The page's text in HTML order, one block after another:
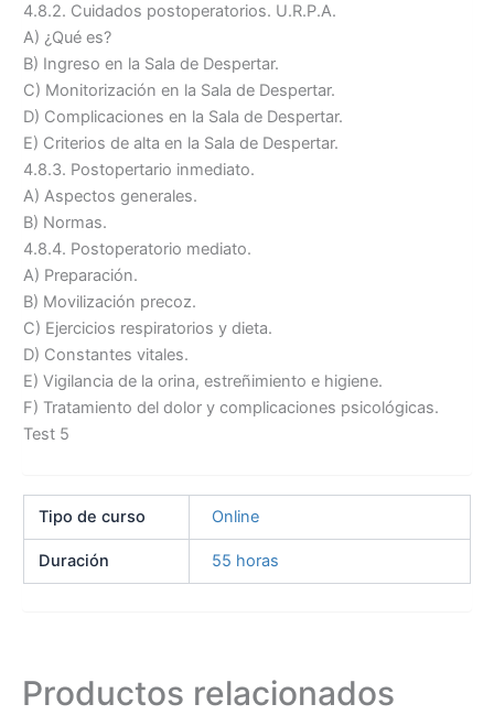
4.8.2. Cuidados postoperatorios. U.R.P.A.
A) ¿Qué es?
B) Ingreso en la Sala de Despertar.
C) Monitorización en la Sala de Despertar.
D) Complicaciones en la Sala de Despertar.
E) Criterios de alta en la Sala de Despertar.
4.8.3. Postopertario inmediato.
A) Aspectos generales.
B) Normas.
4.8.4. Postoperatorio mediato.
A) Preparación.
B) Movilización precoz.
C) Ejercicios respiratorios y dieta.
D) Constantes vitales.
E) Vigilancia de la orina, estreñimiento e higiene.
F) Tratamiento del dolor y complicaciones psicológicas.
Test 5
Tipo de curso Online
Duración 55 horas
Productos relacionados